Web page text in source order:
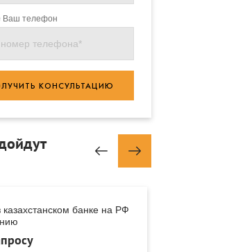
Ваш телефон
КОНСУЛЬТАЦИЮ
казахстанском банке на РФ